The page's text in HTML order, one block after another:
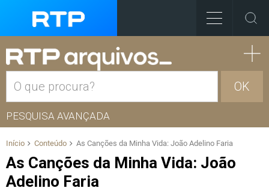
OK
PESQUISA AVANÇADA
Início Conteúdo As Canções da Minha Vida: João Adelino Faria
As Canções da Minha Vida: João
Adelino Faria